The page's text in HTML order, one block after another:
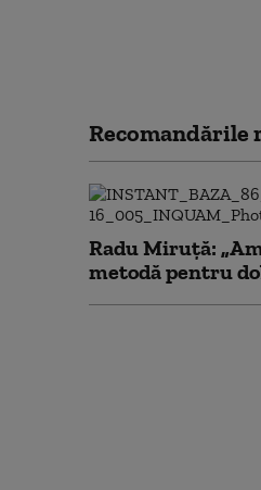
Recomandările
Radu Miruță:
metodă pentru